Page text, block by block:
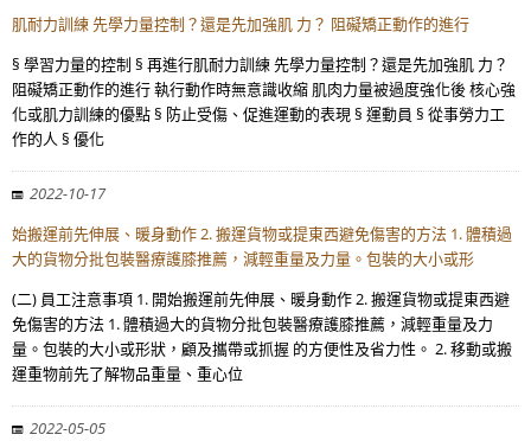
肌耐力訓練 先學力量控制？還是先加強肌 力？ 阻礙矯正動作的進行
§ 學習力量的控制 § 再進行肌耐力訓練 先學力量控制？還是先加強肌 力？
阻礙矯正動作的進行 執行動作時無意識收縮 肌肉力量被過度強化後 核心強
化或肌力訓練的優點 § 防止受傷、促進運動的表現 § 運動員 § 從事勞力工
作的人 § 優化
2022-10-17
始搬運前先伸展、暖身動作 2. 搬運貨物或提東西避免傷害的方法 1. 體積過
大的貨物分批包裝醫療護膝推薦，減輕重量及力量。包裝的大小或形
(二) 員工注意事項 1. 開始搬運前先伸展、暖身動作 2. 搬運貨物或提東西避
免傷害的方法 1. 體積過大的貨物分批包裝醫療護膝推薦，減輕重量及力
量。包裝的大小或形狀，顧及攜帶或抓握 的方便性及省力性。 2. 移動或搬
運重物前先了解物品重量、重心位
2022-05-05